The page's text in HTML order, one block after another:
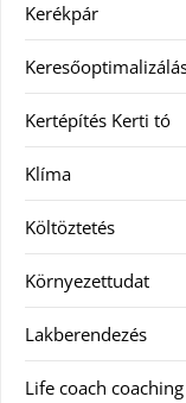
Kerékpár
Kertépítés Kerti tó
Klíma
Költöztetés
Környezettudat
Lakberendezés
Life coach coaching